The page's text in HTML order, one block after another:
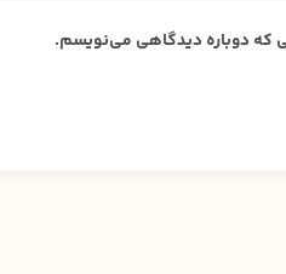
که دوباره دیدگاهی می‌نویسم.